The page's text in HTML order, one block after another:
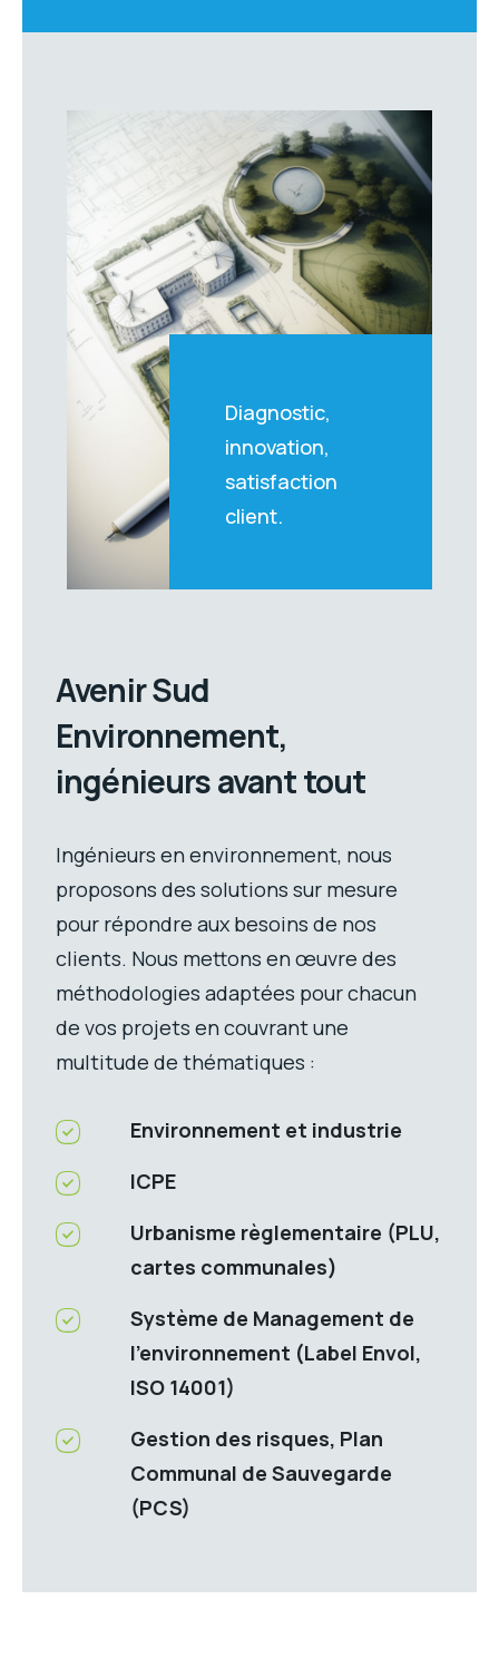
Diagnostic,
innovation,
satisfaction
client.
Avenir Sud
Environnement,
ingénieurs avant tout
Ingénieurs en environnement, nous
proposons des solutions sur mesure
pour répondre aux besoins de nos
clients. Nous mettons en œuvre des
méthodologies adaptées pour chacun
de vos projets en couvrant une
multitude de thématiques :
Environnement et industrie
ICPE
Urbanisme règlementaire (PLU,
cartes communales)
Système de Management de
l’environnement (Label Envol,
ISO 14001)
Gestion des risques, Plan
Communal de Sauvegarde
(PCS)